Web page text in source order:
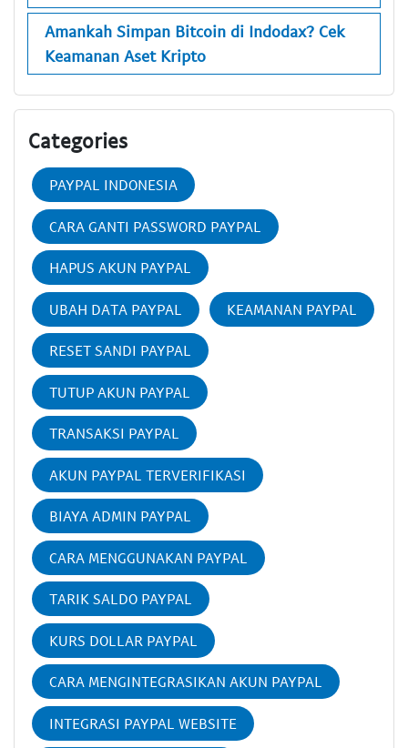
Amankah Simpan Bitcoin di Indodax? Cek
Keamanan Aset Kripto
Categories
PAYPAL INDONESIA
CARA GANTI PASSWORD PAYPAL
HAPUS AKUN PAYPAL
UBAH DATA PAYPAL KEAMANAN PAYPAL
RESET SANDI PAYPAL
TUTUP AKUN PAYPAL
TRANSAKSI PAYPAL
AKUN PAYPAL TERVERIFIKASI
BIAYA ADMIN PAYPAL
CARA MENGGUNAKAN PAYPAL
TARIK SALDO PAYPAL
KURS DOLLAR PAYPAL
CARA MENGINTEGRASIKAN AKUN PAYPAL
INTEGRASI PAYPAL WEBSITE